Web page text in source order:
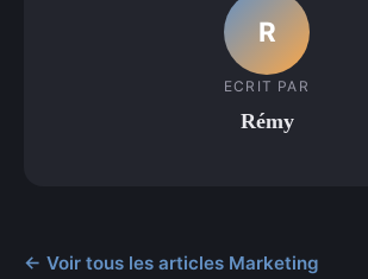
R
ECRIT PAR
Rémy
← Voir tous les articles Marketing